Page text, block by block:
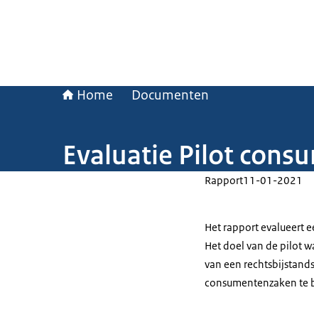
Home Documenten
Evaluatie Pilot
Rapport11-01-2021
Het rapport evalueert
Het doel van de pilot
van een
consumentenzaken te